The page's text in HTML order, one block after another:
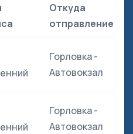
Откуда
отправление
Горловка -
Автовокзал
Горловка -
Автовокзал